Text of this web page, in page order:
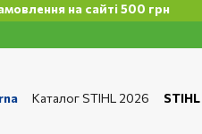
на сайті 500 грн
Каталог STIHL 2026
STIHL